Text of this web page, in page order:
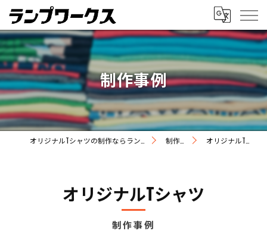
制作事例
制作事例 オリジナルTシャツ
制作事例
オリジナルTシャツ